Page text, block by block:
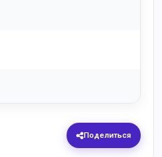
Поделиться